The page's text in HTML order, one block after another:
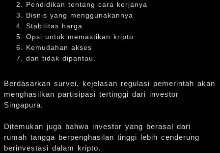
Pendidikan tentang cara kerjanya
Bisnis yang menggunakannya
Stabilitas harga
Opsi untuk memastikan kripto
Kemudahan akses
dan tidak dipantau.
Berdasarkan survei, kejelasan regulasi pemerintah akan
menghasilkan partisipasi tertinggi dari investor
Singapura.
Ditemukan juga bahwa investor yang berasal dari
rumah tangga berpenghasilan tinggi lebih cenderung
berinvestasi dalam kripto.